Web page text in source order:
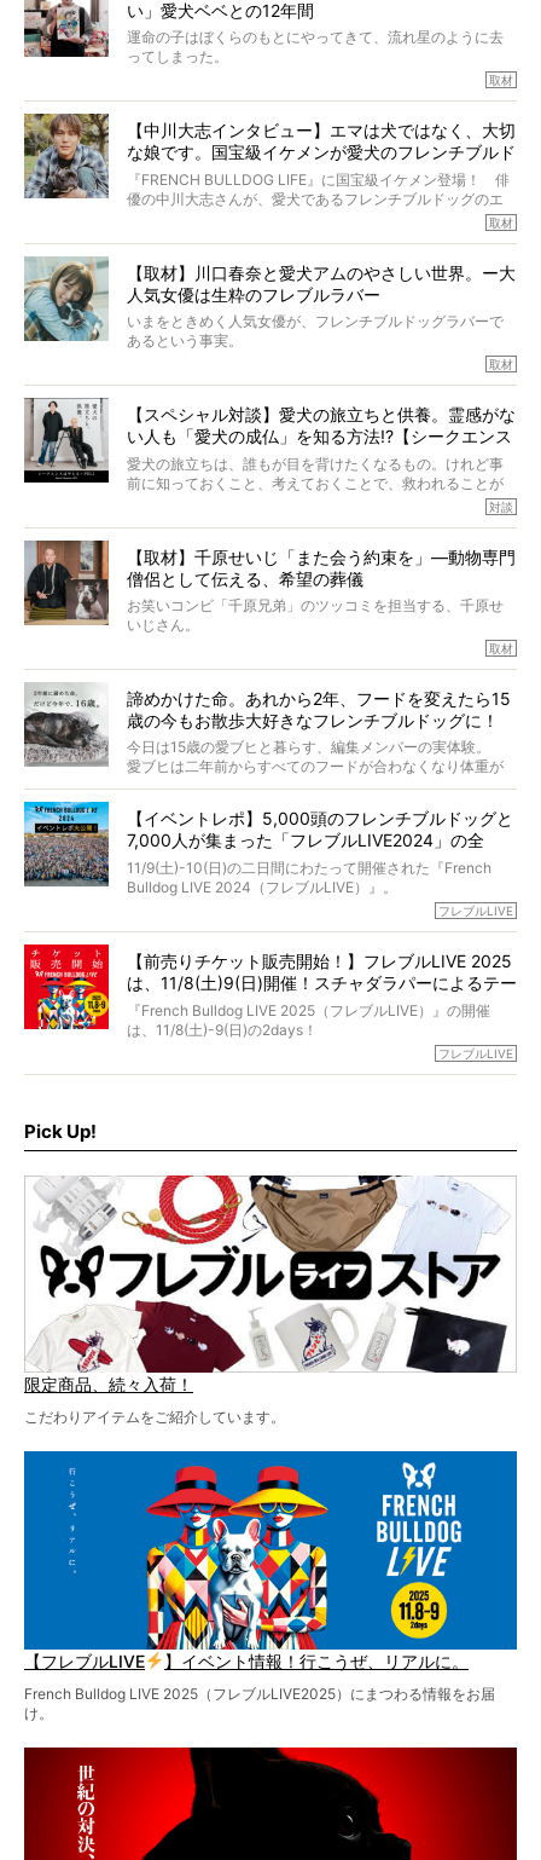
症し、なんと4年7ヶ月間も生き抜いたのです。旅立ったと
きの年齢は13歳と11ヶ月、レジェンド級のレジェンドでし
た。さらには、治療後3年間は一度も発作が起きなかったと
いいます。
この事実はフレンチブルドッグだけでなく、脳腫瘍と闘う
太郎のオーナーである佐藤さんご夫婦に、治療の選択やケ
アについて詳しくお話しをうかがいました。
い」愛犬ベベとの12年間
運命の子はぼくらのもとにやってきて、流れ星のように去
ってしまった。
り添いたいと思う。
その悲しみをいますぐ解消することはできないが、話をき
いて、泣いたり笑ったりするのもいいだろう。
こんな子だった、こんなにいい子だった、ほんとうに愛し
ていたと。
ぼくらは上沼恵美子さんのご自宅へ伺って、お話をきこう
と思った。
取材
【中川大志インタビュー】エマは犬ではなく、大切
な娘です。国宝級イケメンが愛犬のフレンチブルド
ッグと一緒に登場
『FRENCH BULLDOG LIFE』に国宝級イケメン登場！ 俳
優の中川大志さんが、愛犬であるフレンチブルドッグのエ
マちゃん（2歳の女の子）にメロメロとの情報を聞きつけ、
カエピソードが次から次へと飛び出しました。
取材
【取材】川口春奈と愛犬アムのやさしい世界。ー大
人気女優は生粋のフレブルラバー
いまをときめく人気女優が、フレンチブルドッグラバーで
あるという事実。
とりを目の当たりにするほどに、そのフレンチブルドッグ
愛がわたしたちのそれとまったく同じであることに、なん
だかうれしくなってしまったのでした。
春奈さんとアムちゃんのすてきな暮らしを、BUHI編集長の
小西がいつくしみながら、切り取らせていただきます。
取材
【スペシャル対談】愛犬の旅立ちと供養。霊感がな
い人も「愛犬の成仏」を知る方法!?【シークエンス
はやとも×PELI】
愛犬の旅立ちは、誰もが目を背けたくなるもの。けれど事
前に知っておくこと、考えておくことで、救われることが
力をもつお笑い芸人「シークエンスはやとも」さんに、愛
犬の旅立ちや供養についてインタビュー。
インタビュアー兼対談相手は、大の犬好きで心霊分野の知
識にも長けているPELIさん。
「愛犬が旅立ったあと、ベッドやおもちゃはどうすればい
くれる？」
さらには、霊感がない人でも愛犬が成仏したことを知る方
法まで。
お笑い芸人だからこそ暗くなりすぎない、むしろ心がスッ
と軽くなる。
永久保存版のスペシャル対談です！
対談
【取材】千原せいじ「また会う約束を」―動物専門
僧侶として伝える、希望の葬儀
お笑いコンビ「千原兄弟」のツッコミを担当する、千原せ
いじさん。
た。
僧侶としての名は「靖賢（せいけん）」。
当時54歳という年齢にして、なぜ動物専門僧侶という道を
選んだのか。
また、愛犬の旅立ちとどのように向き合うべきなのか。
た。
取材
諦めかけた命。あれから2年、フードを変えたら15
歳の今もお散歩大好きなフレンチブルドッグに！
今日は15歳の愛ブヒと暮らす、編集メンバーの実体験。
愛ブヒは二年前からすべてのフードが合わなくなり体重が
激減。検査をしても異常はなく「年齢のせいですね…」と言
もう諦めるしかないのかな…そんなとき、我が家に届いたの
が「THE fu-do(ザ・フード)」の試食品でした。
そして「THE fu-do(ザ・フード)」を食べつづけて二年、愛
ブヒは15歳になり、今も元気にお散歩をしています。
今回は、二年前の絶望から今までを包み隠さず、時系列で
【イベントレポ】5,000頭のフレンチブルドッグと
7,000人が集まった「フレブルLIVE2024」の全
貌！
11/9(土)-10(日)の二日間にわたって開催された『French
Bulldog LIVE 2024（フレブルLIVE）』。
今年はのべ5,000頭のフレンチブルドッグと7,000人のフレ
day1の司会はフレブルラバーのロッチさん。day2の音楽フ
ェスには世代ど真ん中のPUFFYが出演するなど、例年以上
に豪華なラインナップ。
北は北海道、南は鹿児島県から。全国のフレンチブルドッ
グが一堂に会した「フレブルLIVE2024」の模様を、詳しく
フレブルLIVE
【前売りチケット販売開始！】フレブルLIVE 2025
は、11/8(土)9(日)開催！スチャダラパーによるテー
マソング制作も決定
『French Bulldog LIVE 2025（フレブルLIVE）』の開催
は、11/8(土)-9(日)の2days！
お得な前売りチケット、いよいよ販売スタートです！
ど、内容盛りだくさんでお送りしていますので、最後まで
お見逃しなく！
フレブルLIVE
Pick Up!
限定商品、続々入荷！
こだわりアイテムをご紹介しています。
【フレブルLIVE 】イベント情報！行こうぜ、リアルに。
French Bulldog LIVE 2025（フレブルLIVE2025）にまつわる情報をお届
け。